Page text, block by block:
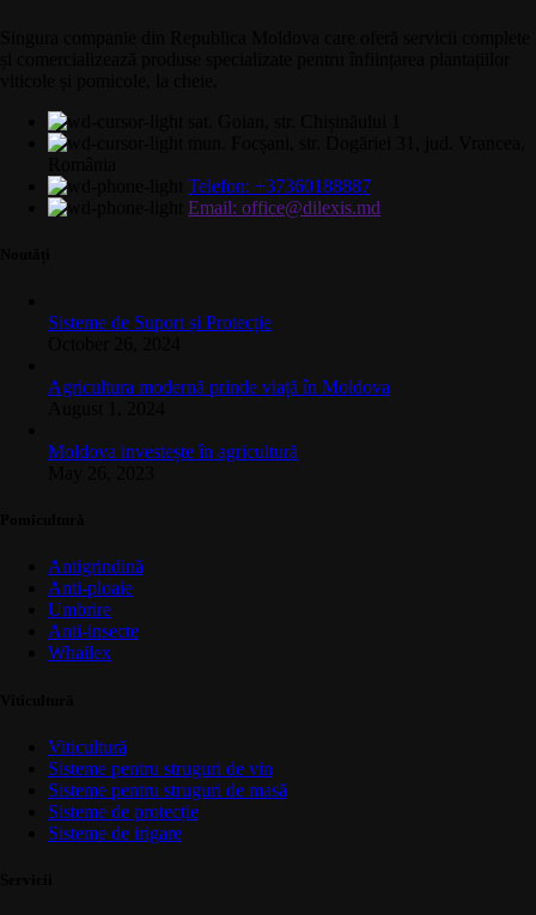
Telefon: +37360188887
Email: office@dilexis.md
Sisteme de Suport și Protecție
Agricultura modernă prinde viață în Moldova
Moldova investește în agricultură
Antigrindină
Anti-ploaie
Umbrire
Anti-insecte
Whailex
Viticultură
Sisteme pentru struguri de vin
Sisteme pentru struguri de masă
Sisteme de protecție
Sisteme de irigare